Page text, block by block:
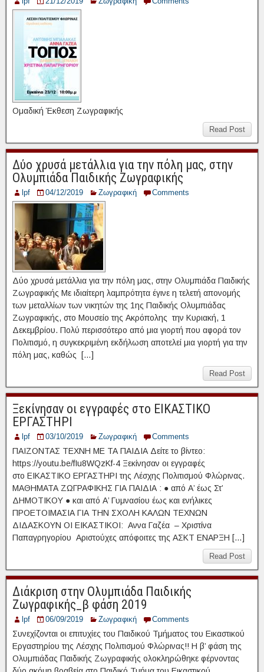
Ομαδική Έκθεση Ζωγραφικής
Read Post
Δύο χρυσά μετάλλια για την πόλη μας, στην
Ολυμπιάδα Παιδικής Ζωγραφικής
lpf 04/12/2019 Ζωγραφική Comments
Δύο χρυσά μετάλλια για την πόλη μας, στην Ολυμπιάδα Παιδικής
Ζωγραφικής Με ιδιαίτερη λαμπρότητα έγινε η τελετή απονομής
των μεταλλίων των νικητών της 1ης Παιδικής Ολυμπιάδας
Ζωγραφικής, στο Μουσείο της Ακρόπολης την Κυριακή, 1
Δεκεμβρίου. Πολύ περισσότερο από μια γιορτή που αφορά τον
Πολιτισμό, η συγκεκριμένη εκδήλωση αποτελεί μια γιορτή για την
πόλη μας, καθώς […]
Read Post
Ξεκίνησαν οι εγγραφές στο ΕΙΚΑΣΤΙΚΟ
ΕΡΓΑΣΤΗΡΙ
lpf 03/10/2019 Ζωγραφική Comments
ΠΑΙΖΟΝΤΑΣ ΤΕΧΝΗ ΜΕ ΤΑ ΠΑΙΔΙΑ Δείτε το βίντεο:
https://youtu.be/fIu8WQzKf-4 Ξεκίνησαν οι εγγραφές
στο ΕΙΚΑΣΤΙΚΟ ΕΡΓΑΣΤΗΡΙ της Λέσχης Πολιτισμού Φλώρινας.
ΜΑΘΗΜΑΤΑ ΖΩΓΡΑΦΙΚΗΣ ΓΙΑ ΠΑΙΔΙΑ : ● από Α’ έως Στ’
ΔΗΜΟΤΙΚΟΥ ● και από Α’ Γυμνασίου έως και ενήλικες
ΠΡΟΕΤΟΙΜΑΣΙΑ ΓΙΑ ΤΗΝ ΣΧΟΛΗ ΚΑΛΩΝ ΤΕΧΝΩΝ
ΔΙΔΑΣΚΟΥΝ ΟΙ ΕΙΚΑΣΤΙΚΟΙ: Αννα Γαζέα – Χριστίνα
Παπαγρηγορίου Αριστούχες απόφοιτες της ΑΣΚΤ ΕΝΑΡΞΗ […]
Read Post
Διάκριση στην Ολυμπιάδα Παιδικής
Ζωγραφικής_β φάση 2019
lpf 06/09/2019 Ζωγραφική Comments
Συνεχίζονται οι επιτυχίες του Παιδικού Τμήματος του Εικαστικού
Εργαστηρίου της Λέσχης Πολιτισμού Φλώρινας!! Η β’ φάση της
Ολυμπιάδας Παιδικής Ζωγραφικής ολοκληρώθηκε φέρνοντας